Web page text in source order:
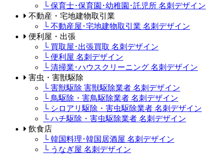
└ 保育士･保育園･幼稚園･託児所 名刺デザイン
不動産・宅地建物取引業
└ 不動産屋･宅地建物取引業 名刺デザイン
便利屋・出張
└ 買取屋･出張買取 名刺デザイン
└ 便利屋 名刺デザイン
└ 清掃業･ハウスクリーニング 名刺デザイン
害虫・害獣駆除
└ 害獣駆除 害獣駆除業者 名刺デザイン
└ 鳥駆除・害鳥駆除業者 名刺デザイン
└ シロアリ駆除・害虫駆除業者 名刺デザイン
└ ハチ駆除・害虫駆除業者 名刺デザイン
飲食店
└ 韓国料理･韓国居酒屋 名刺デザイン
└ うなぎ屋 名刺デザイン